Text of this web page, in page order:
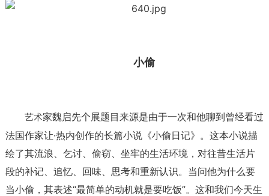
小偷
艺术家魏启先个展题目来源是由于一次和他聊到曾经看过
法国作家让·热内创作的长篇小说《小偷日记》。这本小说描
绘了其流浪、乞讨、偷窃、坐牢的生活环境，对往昔生活片
段的补记、追忆、回味、思考和重新认识。当问他为什么要
当小偷，其表述“最简单的动机就是要吃饭”。这和我们今天生